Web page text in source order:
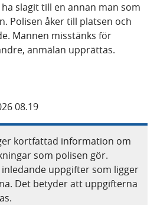
slagit till en annan man som
Polisen åker till platsen och
Mannen misstänks för
anmälan upprättas.
08.19
kortfattad information om
som polisen gör.
uppgifter som ligger
Det betyder att uppgifterna